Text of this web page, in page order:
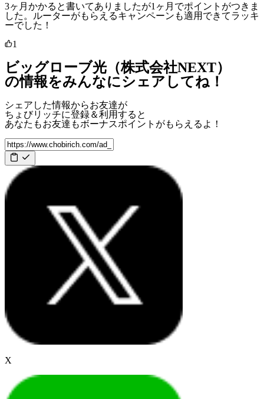
3ヶ月かかると書いてありましたが1ヶ月でポイントがつきま
した。ルーターがもらえるキャンペーンも適用できてラッキ
ーでした！
1
ビッグローブ光（株式会社NEXT）
の情報をみんなにシェアしてね！
シェアした情報からお友達が
ちょびリッチに登録＆利用すると
あなたもお友達もボーナスポイント がもらえるよ！
X